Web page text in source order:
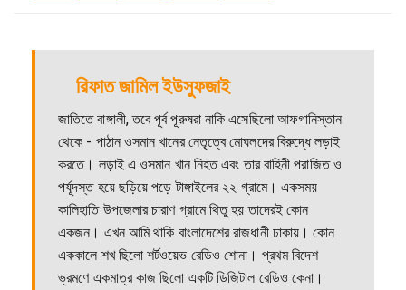
রিফাত জামিল ইউসুফজাই
জাতিতে বাঙ্গালী, তবে পূর্ব পূরুষরা নাকি এসেছিলো আফগানিস্তান
থেকে - পাঠান ওসমান খানের নেতৃত্বে মোঘলদের বিরুদ্ধে লড়াই
করতে। লড়াই এ ওসমান খান নিহত এবং তার বাহিনী পরাজিত ও
পর্যূদস্ত হয়ে ছড়িয়ে পড়ে টাঙ্গাইলের ২২ গ্রামে। একসময়
কালিহাতি উপজেলার চারাণ গ্রামে থিতু হয় তাদেরই কোন
একজন। এখন আমি থাকি বাংলাদেশের রাজধানী ঢাকায়। কোন
এককালে শখ ছিলো শর্টওয়েভ রেডিও শোনা। প্রথম বিদেশ
ভ্রমণে একমাত্র কাজ ছিলো একটি ডিজিটাল রেডিও কেনা।